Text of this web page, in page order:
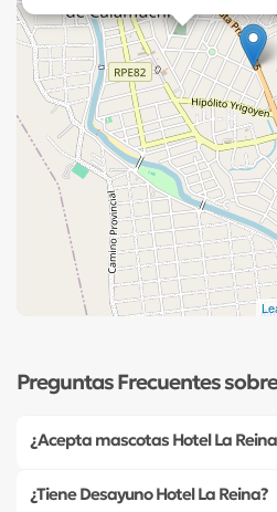
Preguntas Frecuentes
¿Acepta mascotas Hotel La
¿Tiene Desayuno Hotel La Reina?